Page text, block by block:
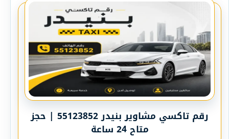
رقم تاكسي مشاوير بنيدر 55123852 | حجز
متاح 24 ساعة